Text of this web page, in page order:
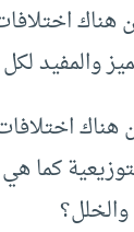
والمفيد
هناك
كما